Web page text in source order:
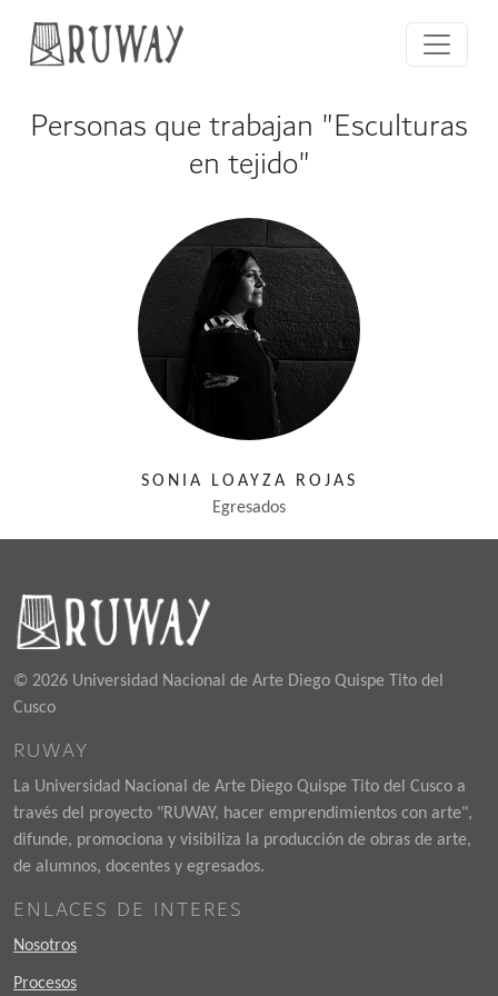
Personas que trabajan "Esculturas
en tejido"
SONIA LOAYZA ROJAS
Egresados
© 2026 Universidad Nacional de Arte Diego Quispe Tito del
Cusco
RUWAY
La Universidad Nacional de Arte Diego Quispe Tito del Cusco a
través del proyecto "RUWAY, hacer emprendimientos con arte",
difunde, promociona y visibiliza la producción de obras de arte,
de alumnos, docentes y egresados.
ENLACES DE INTERES
Nosotros
Procesos